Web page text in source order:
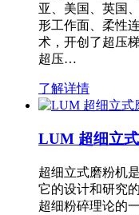
亚、美国、英国
形工作面、柔性
术，开创了超压
超压…
了解详情
LUM 超细立
超细立式磨粉机
它的设计和研究
超细粉碎理论的